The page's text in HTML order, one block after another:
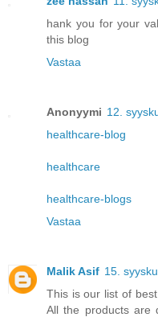
hank you for your
this blog
Vastaa
Anonyymi 12.
healthcare-blog
healthcare
healthcare-blogs
Vastaa
Malik Asif 15.
This is our list of
All the products are